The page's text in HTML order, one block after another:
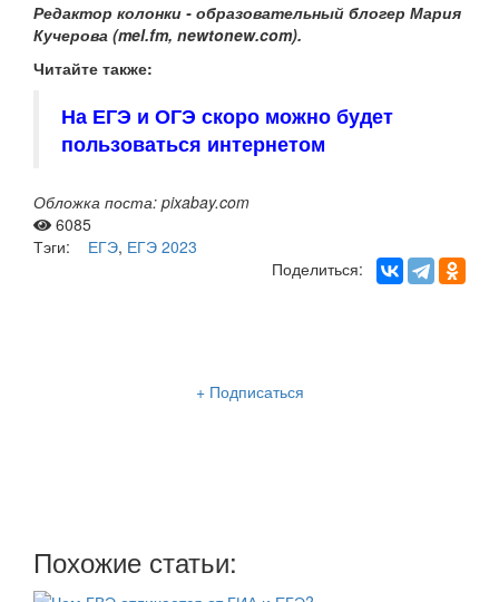
Редактор колонки - образовательный блогер Мария
Кучерова (mel.fm, newtonew.com).
Читайте также:
На ЕГЭ и ОГЭ скоро можно будет
пользоваться интернетом
Обложка поста: pixabay.com
6085
Тэги:
ЕГЭ, ЕГЭ 2023
Поделиться:
+ Подписаться
Похожие статьи: